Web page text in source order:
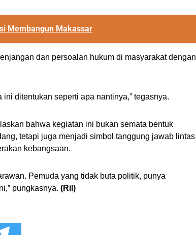
Membangun Makassar
dan persoalan hukum di masyarakat dengan
ditentukan seperti apa nantinya,” tegasnya.
bahwa kegiatan ini bukan semata bentuk
tetapi juga menjadi simbol tanggung jawab lintas
kebangsaan.
Pemuda yang tidak buta politik, punya
pungkasnya. (Ril)